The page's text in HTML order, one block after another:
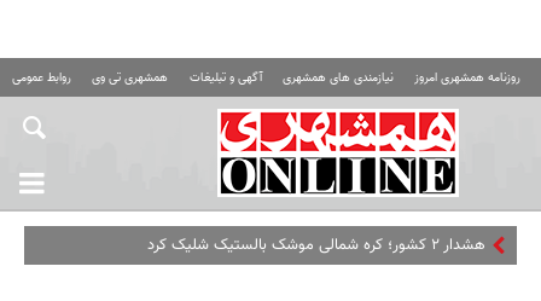
روزنامه همشهری امروز نیازمندی های همشهری آگهی و تبلیغات همشهری تی وی روابط عمومی
هشدار ۲ کشور؛ کره شمالی موشک بالستیک شلیک کرد